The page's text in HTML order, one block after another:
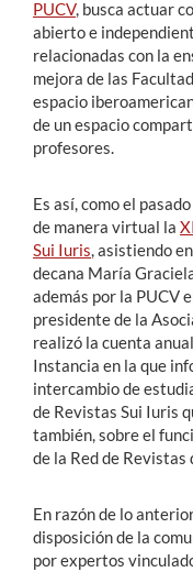
PUCV, busca actuar
abierto e
relacionadas con la
mejora de las
espacio
de un espacio
profesores.
Es así, como el
de manera virtual la
Sui Iuris, asistiendo
decana María
además por la PUCV
presidente de la
realizó la cuenta
Instancia en la que
intercambio de
de Revistas Sui Iuris
también, sobre el
de la Red de Revistas
En razón de lo
disposición de la
por expertos